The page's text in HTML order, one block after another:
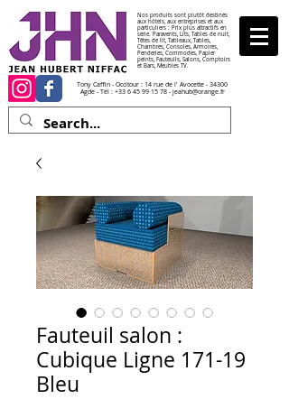
Nos produits sont plutôt destinés
aux hôtels, aux entreprises et aux
particuliers : Prix plus attractifs en
série. Paravents, Lits, Tables de nuit,
Têtes de lit, Tableaux, Tables,
Chambres, Consoles, Armoires,
Penderies, Commodes, Papier
peints, Fauteuils, Salons, Comptoirs
et Bars, Meubles TV.
Tony Caffin - Occitour : 14 rue de l' Avocette - 34300
Agde - Tél : +33 6 45 99 15 78- jeahub@orange.fr
Fauteuil salon :
Cubique Ligne 171-19
Bleu